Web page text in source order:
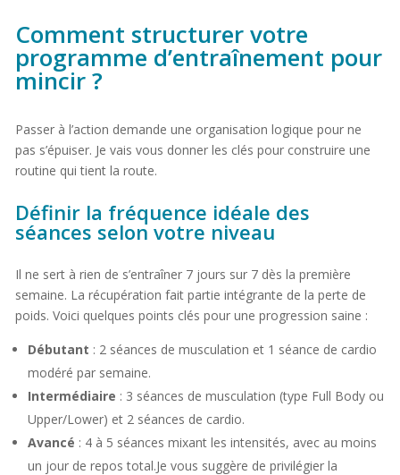
Comment structurer votre
programme d’entraînement pour
mincir ?
Passer à l’action demande une organisation logique pour ne
pas s’épuiser. Je vais vous donner les clés pour construire une
routine qui tient la route.
Définir la fréquence idéale des
séances selon votre niveau
Il ne sert à rien de s’entraîner 7 jours sur 7 dès la première
semaine. La récupération fait partie intégrante de la perte de
poids. Voici quelques points clés pour une progression saine :
Débutant : 2 séances de musculation et 1 séance de cardio
modéré par semaine.
Intermédiaire : 3 séances de musculation (type Full Body ou
Upper/Lower) et 2 séances de cardio.
Avancé : 4 à 5 séances mixant les intensités, avec au moins
un jour de repos total.Je vous suggère de privilégier la